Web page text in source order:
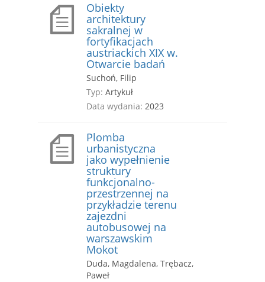
Obiekty
architektury
sakralnej w
fortyfikacjach
austriackich XIX w.
Otwarcie badań
Suchoń, Filip
Typ: Artykuł
Data wydania: 2023
Plomba
urbanistyczna
jako wypełnienie
struktury
funkcjonalno-
przestrzennej na
przykładzie terenu
zajezdni
autobusowej na
warszawskim
Mokot
Duda, Magdalena, Trębacz,
Paweł